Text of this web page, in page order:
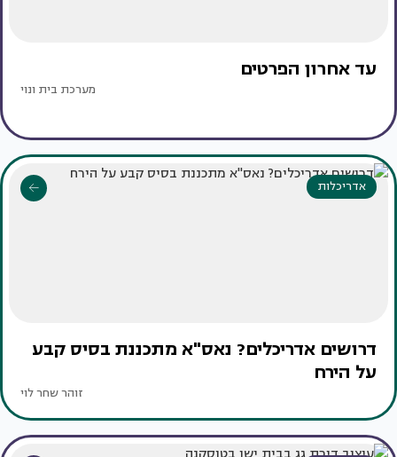
עד אחרון הפרטים
מערכת בית ונוי
אדריכלות
דרושים אדריכלים? נאס"א מתכננת בסיס קבע
על הירח
זוהר שחר לוי